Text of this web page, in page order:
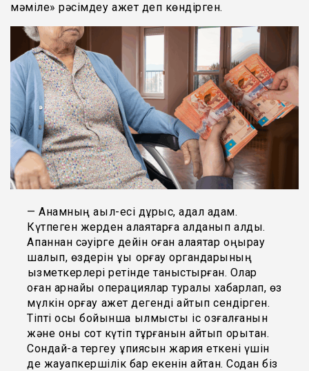
мәміле» рәсімдеу қажет деп көндірген.
— Анамның ақыл-есі дұрыс, адал адам.
Күтпеген жерден алаяқтарға алданып қалды.
Ақпаннан сәуірге дейін оған алаяқтар қоңырау
шалып, өздерін құқық қорғау органдарының
қызметкерлері ретінде таныстырған. Олар
оған арнайы операциялар туралы хабарлап, өз
мүлкін қорғау қажет дегенді айтып сендірген.
Тіпті осы бойынша қылмыстық іс қозғалғанын
және оны сот күтіп тұрғанын айтып қорқытқан.
Сондай-ақ тергеу құпиясын жария еткені үшін
де жауапкершілік бар екенін айтқан. Содан біз